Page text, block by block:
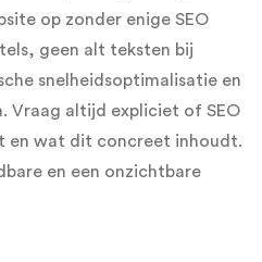
op zonder enige SEO
geen alt teksten bij
snelheidsoptimalisatie en
Vraag altijd expliciet of SEO
en wat dit concreet inhoudt.
en een onzichtbare